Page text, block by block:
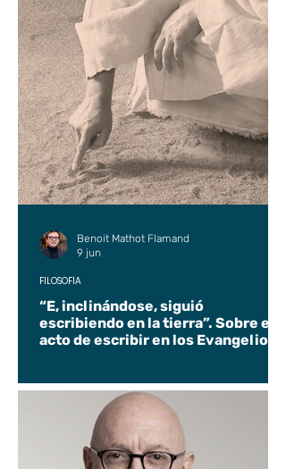
“E, inclinándose, siguió
escribiendo en la tierra”. Sobre el
acto de escribir en los Evangelios.
FILOSOFÍA
Benoit Mathot Flamand
9 jun